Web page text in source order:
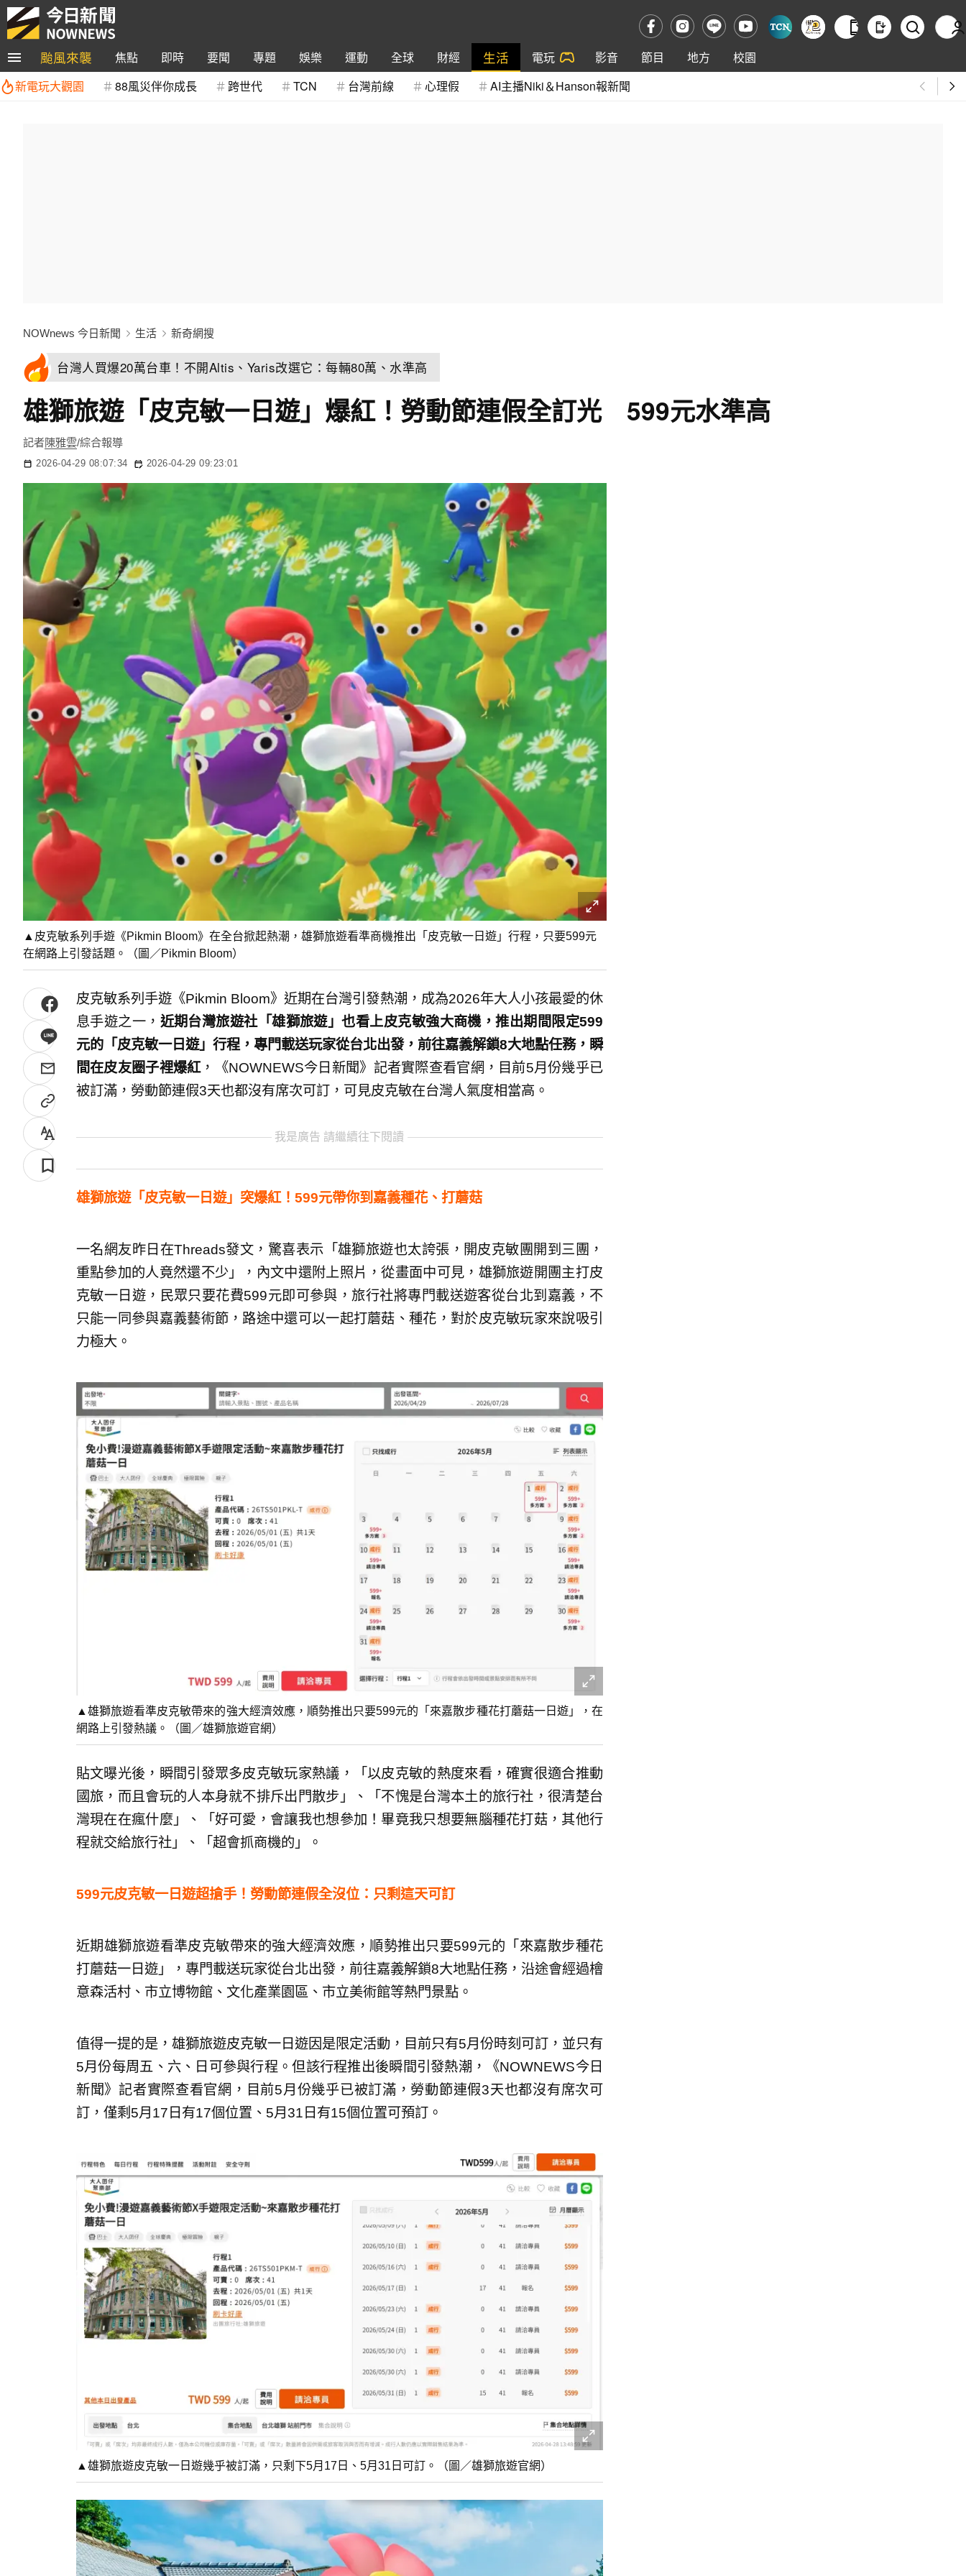
颱風來襲 焦點 即時 要聞 專題 娛樂 運動 全球 財經 生活 電玩 影音 節目 地方
校園
新電玩大觀園
88風災伴你成長 跨世代 TCN 台灣前線 心理假 AI主播Niki＆Hanson報新聞
NOWnews 今日新聞 生活 新奇網搜
台灣人買爆20萬台車！不開Altis、Yaris改選它：每輛80萬、水準高
雄獅旅遊「皮克敏一日遊」爆紅！勞動節連假全訂光 599元水準高
記者陳雅雲/綜合報導
2026-04-29 08:07:34 2026-04-29 09:23:01
▲皮克敏系列手遊《Pikmin Bloom》在全台掀起熱潮，雄獅旅遊看準商機推出「皮克敏一日遊」行程，只要599元
在網路上引發話題。（圖／Pikmin Bloom）
皮克敏系列手遊《Pikmin Bloom》近期在台灣引發熱潮，成為2026年大人小孩最愛的休
息手遊之一， 近期台灣旅遊社「雄獅旅遊」也看上皮克敏強大商機，推出期間限定599
元的「皮克敏一日遊」行程，專門載送玩家從台北出發，前往嘉義解鎖8大地點任務，瞬
間在皮友圈子裡爆紅，《NOWNEWS今日新聞》記者實際查看官網，目前5月份幾乎已
被訂滿，勞動節連假3天也都沒有席次可訂，可見皮克敏在台灣人氣度相當高。
我是廣告 請繼續往下閱讀
雄獅旅遊「皮克敏一日遊」突爆紅！599元帶你到嘉義種花、打蘑菇
一名網友昨日在Threads發文，驚喜表示「雄獅旅遊也太誇張，開皮克敏團開到三團，
重點參加的人竟然還不少」，內文中還附上照片，從畫面中可見，雄獅旅遊開團主打皮
克敏一日遊，民眾只要花費599元即可參與，旅行社將專門載送遊客從台北到嘉義，不
只能一同參與嘉義藝術節，路途中還可以一起打蘑菇、種花，對於皮克敏玩家來說吸引
力極大。
▲雄獅旅遊看準皮克敏帶來的強大經濟效應，順勢推出只要599元的「來嘉散步種花打蘑菇一日遊」，在
網路上引發熱議。（圖／雄獅旅遊官網）
貼文曝光後，瞬間引發眾多皮克敏玩家熱議，「以皮克敏的熱度來看，確實很適合推動
國旅，而且會玩的人本身就不排斥出門散步」、「不愧是台灣本土的旅行社，很清楚台
灣現在在瘋什麼」、「好可愛，會讓我也想參加！畢竟我只想要無腦種花打菇，其他行
程就交給旅行社」、「超會抓商機的」。
599元皮克敏一日遊超搶手！勞動節連假全沒位：只剩這天可訂
近期雄獅旅遊看準皮克敏帶來的強大經濟效應，順勢推出只要599元的「來嘉散步種花
打蘑菇一日遊」，專門載送玩家從台北出發，前往嘉義解鎖8大地點任務，沿途會經過檜
意森活村、市立博物館、文化產業園區、市立美術館等熱門景點。
值得一提的是，雄獅旅遊皮克敏一日遊因是限定活動，目前只有5月份時刻可訂，並只有
5月份每周五、六、日可參與行程。但該行程推出後瞬間引發熱潮，《NOWNEWS今日
新聞》記者實際查看官網，目前5月份幾乎已被訂滿，勞動節連假3天也都沒有席次可
訂，僅剩5月17日有17個位置、5月31日有15個位置可預訂。
▲雄獅旅遊皮克敏一日遊幾乎被訂滿，只剩下5月17日、5月31日可訂。（圖／雄獅旅遊官網）